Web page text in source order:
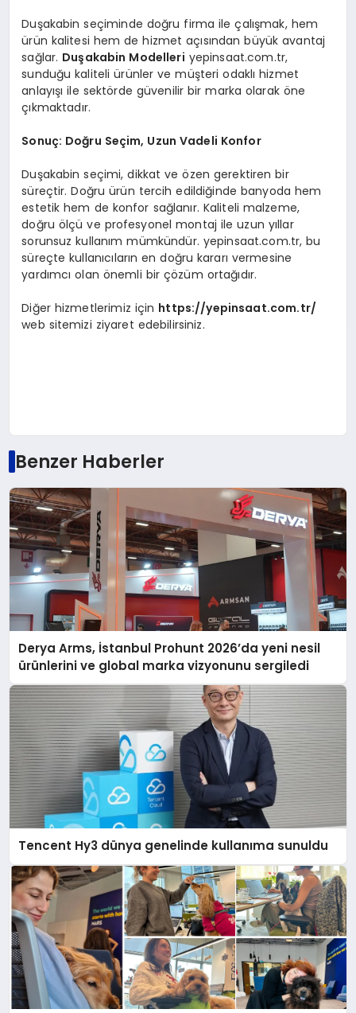
Duşakabin seçiminde doğru firma ile çalışmak, hem
ürün kalitesi hem de hizmet açısından büyük avantaj
sağlar. Duşakabin Modelleri yepinsaat.com.tr,
sunduğu kaliteli ürünler ve müşteri odaklı hizmet
anlayışı ile sektörde güvenilir bir marka olarak öne
çıkmaktadır.
Sonuç: Doğru Seçim, Uzun Vadeli Konfor
Duşakabin seçimi, dikkat ve özen gerektiren bir
süreçtir. Doğru ürün tercih edildiğinde banyoda hem
estetik hem de konfor sağlanır. Kaliteli malzeme,
doğru ölçü ve profesyonel montaj ile uzun yıllar
sorunsuz kullanım mümkündür. yepinsaat.com.tr, bu
süreçte kullanıcıların en doğru kararı vermesine
yardımcı olan önemli bir çözüm ortağıdır.
Diğer hizmetlerimiz için https://yepinsaat.com.tr/
web sitemizi ziyaret edebilirsiniz.
Benzer Haberler
Derya Arms, İstanbul Prohunt 2026’da yeni nesil
ürünlerini ve global marka vizyonunu sergiledi
Tencent Hy3 dünya genelinde kullanıma sunuldu